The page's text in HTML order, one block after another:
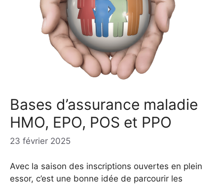
Bases d’assurance maladie
HMO, EPO, POS et PPO
23 février 2025
Avec la saison des inscriptions ouvertes en plein
essor, c’est une bonne idée de parcourir les